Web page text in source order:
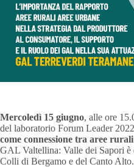
Mercoledì 15 giugno, alle ore
del laboratorio Forum Leader 2022
come connessione tra aree
GAL Valtellina: Valle dei Sapori
Colli di Bergamo e del Canto Alto.